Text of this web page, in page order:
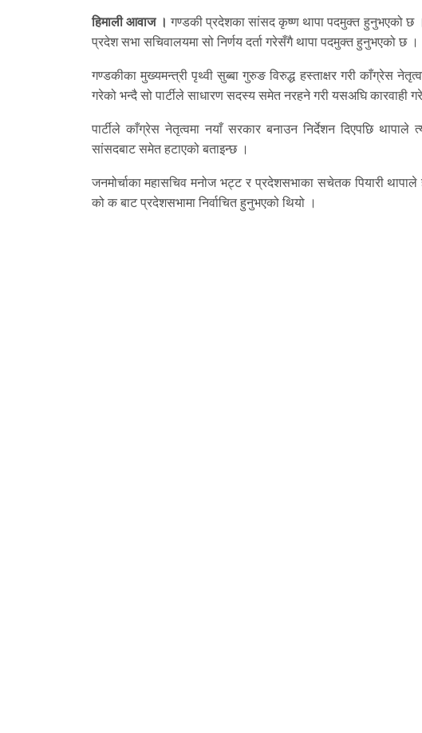
हिमाली आवाज । गण्डकी प्रदेशका सांसद कृष्ण थापा पदमुक्त हुनुभएको छ ।
प्रदेश सभा सचिवालयमा सो निर्णय दर्ता गरेसँगै थापा पदमुक्त हुनुभएको छ ।
गण्डकीका मुख्यमन्त्री पृथ्वी सुब्बा गुरुङ विरुद्ध हस्ताक्षर गरी काँग्रेस
गरेको भन्दै सो पार्टीले साधारण सदस्य समेत नरहने गरी यसअघि कारवाही
पार्टीले काँग्रेस नेतृत्वमा नयाँ सरकार बनाउन निर्देशन दिएपछि थापाले
सांसदबाट समेत हटाएको बताइन्छ ।
जनमोर्चाका महासचिव मनोज भट्ट र प्रदेशसभाका सचेतक पियारी
को क बाट प्रदेशसभामा निर्वाचित हुनुभएको थियो ।